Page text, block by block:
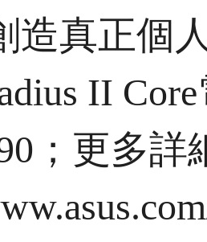
造真正個
II
；更多